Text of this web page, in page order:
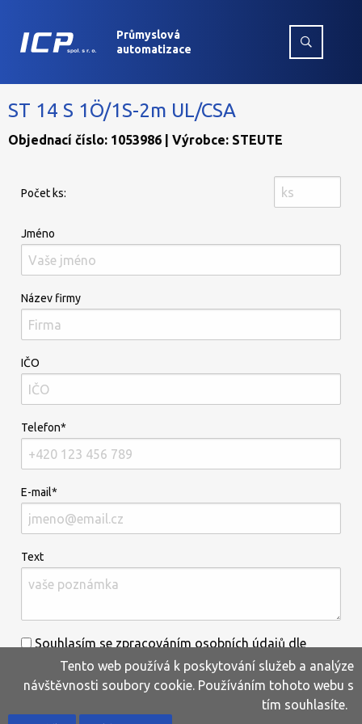
Průmyslová
automatizace
ST 14 S 1Ö/1S-2m UL/CSA
Objednací číslo: 1053986 | Výrobce: STEUTE
Počet ks:
Jméno
Název firmy
IČO
Telefon*
E-mail*
Text
Souhlasím se zpracováním osobních údajů dle
informací uvedenýchzde.*
Tento web používá k poskytování služeb a analýze
návštěvnosti soubory cookie. Používáním tohoto webu s
tím souhlasíte.